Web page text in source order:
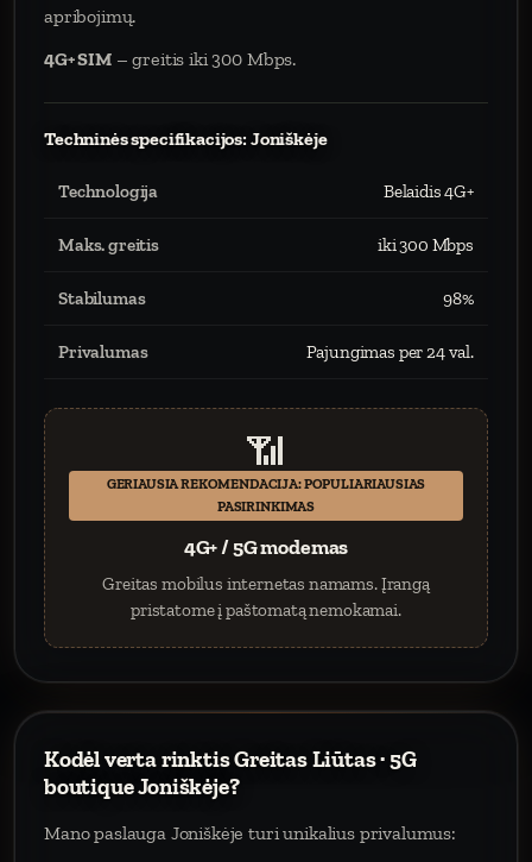
apribojimų.
4G+ SIM– greitis iki 300 Mbps.
Techninės specifikacijos: Joniškėje
Technologija Belaidis 4G+
Maks. greitis iki 300 Mbps
Stabilumas 98%
Privalumas Pajungimas per 24 val.
📶
GERIAUSIA REKOMENDACIJA: POPULIARIAUSIAS
PASIRINKIMAS
4G+ / 5G modemas
Greitas mobilus internetas namams. Įrangą
pristatome į paštomatą nemokamai.
Kodėl verta rinktis Greitas Liūtas · 5G
boutique Joniškėje?
Mano paslauga Joniškėje turi unikalius privalumus: